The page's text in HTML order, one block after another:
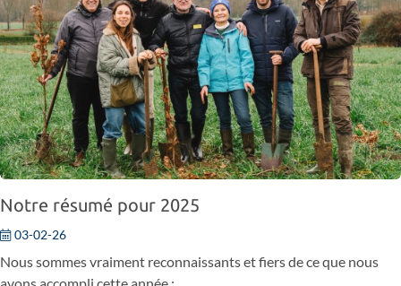
Notre résumé pour 2025
03-02-26
Nous sommes vraiment reconnaissants et fiers de ce que nous